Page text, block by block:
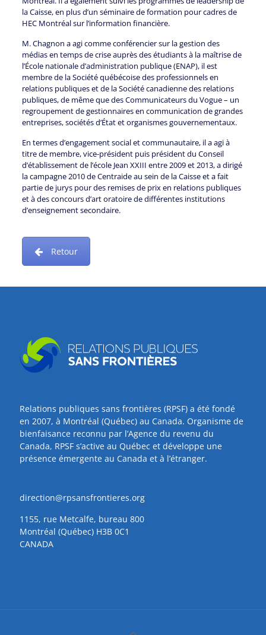
la Caisse, en plus d’un séminaire de formation pour cadres de
HEC Montréal sur l’information financière.
M. Chagnon a agi comme conférencier sur la gestion des
médias en temps de crise auprès des étudiants à la maîtrise de
l’École nationale d’administration publique (ENAP), il est
membre de la Société québécoise des professionnels en
relations publiques et de la Société canadienne des relations
publiques, de même que des Communicateurs du Vogue – un
regroupement de gestionnaires en communication de grandes
entreprises, sociétés d’État et organismes gouvernementaux.
En termes d’engagement social et communautaire, il a agi à
titre de membre, vice-président puis président du Conseil
d’établissement de l’école Jean XXIII entre 2009 et 2013, a dirigé
la campagne 2010 de Centraide au sein de la Caisse et a fait
partie de jurys pour des remises de prix en relations publiques
et à des concours d’art oratoire de différentes institutions
d’enseignement secondaire.
Retour
Relations publiques sans frontières (RPSF) a été fondé
en 2007, à Montréal (Québec) au Canada. Organisme de
bienfaisance reconnu par l’Agence du revenu du
Canada, RPSF s’active au Québec et développe une
présence émergente au Canada et à l’étranger.
direction@rpsansfrontieres.org
1155, rue Metcalfe, bureau 800
Montréal (Québec) H3B 0C1
CANADA